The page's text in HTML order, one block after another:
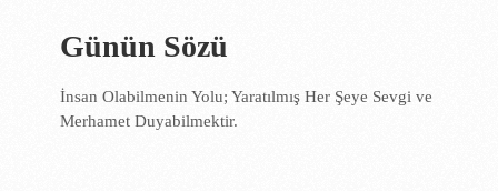
Günün Sözü
İnsan Olabilmenin Yolu; Yaratılmış Her Şeye Sevgi ve
Merhamet Duyabilmektir.